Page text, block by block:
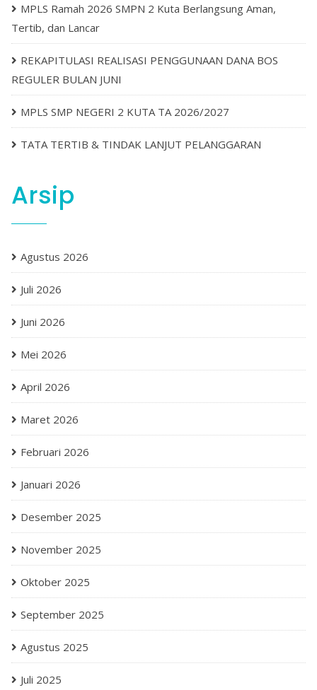
MPLS Ramah 2026 SMPN 2 Kuta Berlangsung Aman,
Tertib, dan Lancar
REKAPITULASI REALISASI PENGGUNAAN DANA BOS
REGULER BULAN JUNI
MPLS SMP NEGERI 2 KUTA TA 2026/2027
TATA TERTIB & TINDAK LANJUT PELANGGARAN
Arsip
Agustus 2026
Juli 2026
Juni 2026
Mei 2026
April 2026
Maret 2026
Februari 2026
Januari 2026
Desember 2025
November 2025
Oktober 2025
September 2025
Agustus 2025
Juli 2025